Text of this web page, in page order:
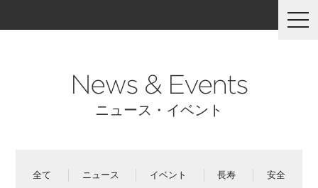
News & Events
ニュース・イベント
全て ニュース イベント 長寿 安全